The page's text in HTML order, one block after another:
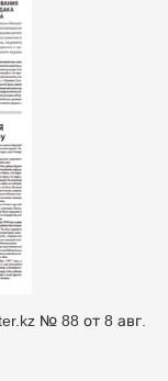
№ 88 от 8 авг.